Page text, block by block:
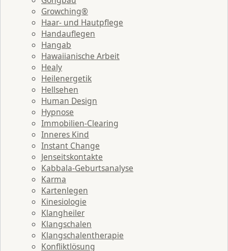
Growching®
Haar- und Hautpflege
Handauflegen
Hangab
Hawaiianische Arbeit
Healy
Heilenergetik
Hellsehen
Human Design
Hypnose
Immobilien-Clearing
Inneres Kind
Instant Change
Jenseitskontakte
Kabbala-Geburtsanalyse
Karma
Kartenlegen
Kinesiologie
Klangheiler
Klangschalen
Klangschalentherapie
Konfliktlösung